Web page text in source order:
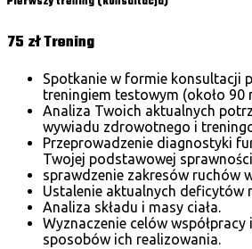
75 złTrening
Spotkanie w formie konsultacji
treningiem testowym (około 90
Analiza Twoich aktualnych
wywiadu zdrowotnego i
Przeprowadzenie diagnostyki
Twojej podstawowej sprawności
sprawdzenie zakresów ruchów
Ustalenie aktualnych deficytów
Analiza składu i masy ciała.
Wyznaczenie celów współpracy
sposobów ich realizowania.